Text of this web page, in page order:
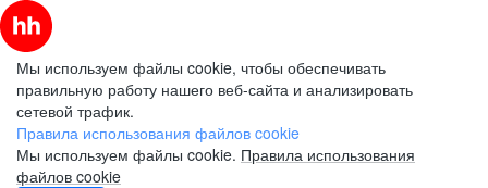
Мы используем файлы cookie, чтобы обеспечивать
правильную работу нашего веб-сайта и анализировать
сетевой трафик.
Правила использования файлов cookie
Мы используем файлы cookie. Правила использования
файлов cookie